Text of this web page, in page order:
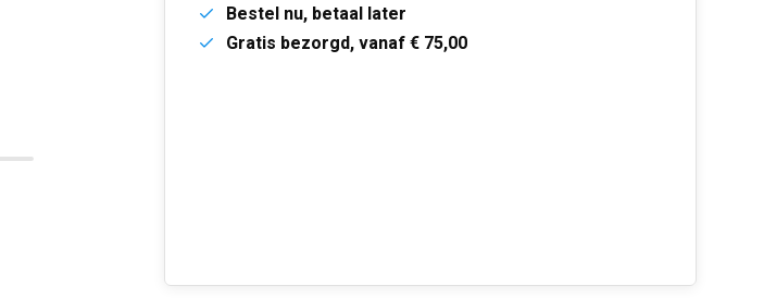
Bestel nu, betaal later
Gratis bezorgd, vanaf € 75,00